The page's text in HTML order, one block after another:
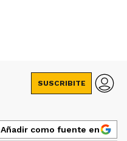
SUSCRIBITE
Añadir como fuente en